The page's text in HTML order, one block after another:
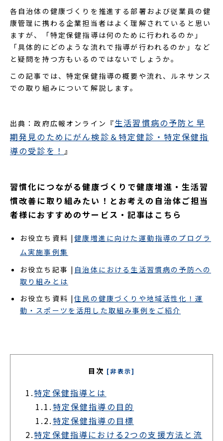
各自治体の健康づくりを推進する部署および従業員の健
康管理に携わる企業担当者はよく理解されていると思い
ますが、「特定保健指導は何のために行われるのか」
「具体的にどのような流れで指導が行われるのか」など
と疑問を持つ方もいるのではないでしょうか。
この記事では、特定保健指導の概要や流れ、ルネサンス
での取り組みについて解説します。
出典：政府広報オンライン『生活習慣病の予防と早
期発見のためにがん検診＆特定健診・特定保健指
導の受診を！ 』
習慣化につながる健康づくりで健康増進・生活習
慣改善に取り組みたい！とお考えの自治体ご担当
者様におすすめのサービス・記事はこちら
お役立ち資料 |健康増進に向けた運動指導のプログラ
ム実施事例集
お役立ち記事 | 自治体における生活習慣病の予防への
取り組みとは
お役立ち資料 |住民の健康づくりや地域活性化！運
動・スポーツを活用した取組み事例をご紹介
目次 [非表示]
1.特定保健指導とは
1.1. 特定保健指導の目的
1.2. 特定保健指導の目標
2.特定保健指導における2つの支援方法と流